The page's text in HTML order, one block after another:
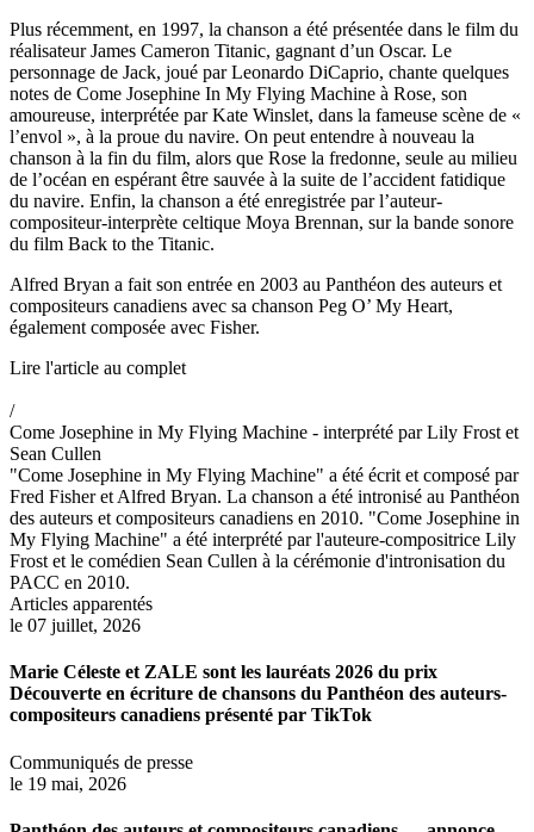
Plus récemment, en 1997, la chanson a été présentée dans le film du
réalisateur James Cameron Titanic, gagnant d’un Oscar. Le
personnage de Jack, joué par Leonardo DiCaprio, chante quelques
notes de Come Josephine In My Flying Machine à Rose, son
amoureuse, interprétée par Kate Winslet, dans la fameuse scène de «
l’envol », à la proue du navire. On peut entendre à nouveau la
chanson à la fin du film, alors que Rose la fredonne, seule au milieu
de l’océan en espérant être sauvée à la suite de l’accident fatidique
du navire. Enfin, la chanson a été enregistrée par l’auteur-
compositeur-interprète celtique Moya Brennan, sur la bande sonore
du film Back to the Titanic.
Alfred Bryan a fait son entrée en 2003 au Panthéon des auteurs et
compositeurs canadiens avec sa chanson Peg O’ My Heart,
également composée avec Fisher.
Lire l'article au complet
/
Come Josephine in My Flying Machine - interprété par Lily Frost et
Sean Cullen
"Come Josephine in My Flying Machine" a été écrit et composé par
Fred Fisher et Alfred Bryan. La chanson a été intronisé au Panthéon
des auteurs et compositeurs canadiens en 2010. "Come Josephine in
My Flying Machine" a été interprété par l'auteure-compositrice Lily
Frost et le comédien Sean Cullen à la cérémonie d'intronisation du
PACC en 2010.
Articles apparentés
le 07 juillet, 2026
Marie Céleste et ZALE sont les lauréats 2026 du prix
Découverte en écriture de chansons du Panthéon des auteurs-
compositeurs canadiens présenté par TikTok
Communiqués de presse
le 19 mai, 2026